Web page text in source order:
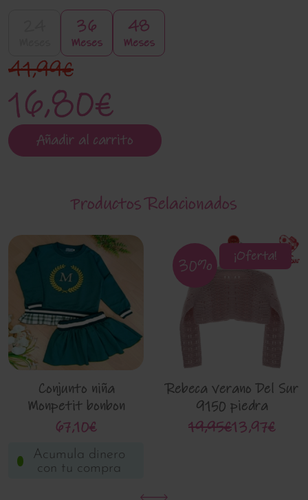
36
Meses
48
Meses
16,80€
41,99€
Añadir al carrito
Productos Relacionados
Conjunto niña
Monpetit bonbon
IM016
67,10€
Acumula dinero
con tu compra
¡Oferta!
30%
Rebeca verano Del Sur
9150 piedra
19,95€13,97€